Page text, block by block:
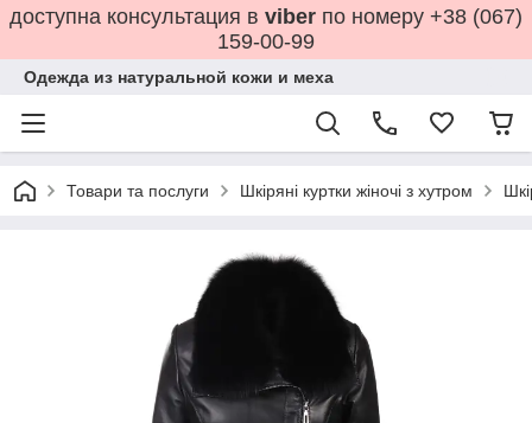
доступна консультация в viber по номеру +38 (067)
159-00-99
Одежда из натуральной кожи и меха
Товари та послуги Шкіряні куртки жіночі з хутром